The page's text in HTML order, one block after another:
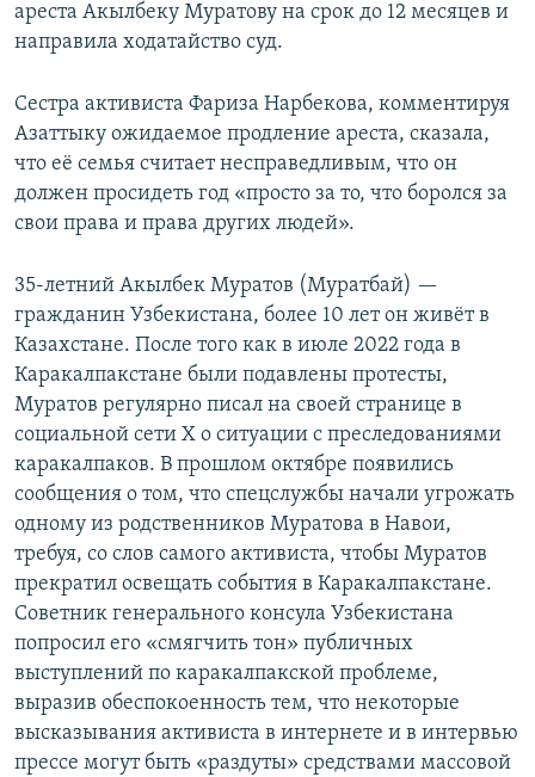
ареста Акылбеку Муратову на срок до 12 месяцев и
направила ходатайство суд.
Сестра активиста Фариза Нарбекова, комментируя
Азаттыку ожидаемое продление ареста, сказала,
что её семья считает несправедливым, что он
должен просидеть год «просто за то, что боролся за
свои права и права других людей».
35-летний Акылбек Муратов (Муратбай) —
гражданин Узбекистана, более 10 лет он живёт в
Казахстане. После того как в июле 2022 года в
Каракалпакстане были подавлены протесты,
Муратов регулярно писал на своей странице в
социальной сети X о ситуации с преследованиями
каракалпаков. В прошлом октябре появились
сообщения о том, что спецслужбы начали угрожать
одному из родственников Муратова в Навои,
требуя, со слов самого активиста, чтобы Муратов
прекратил освещать события в Каракалпакстане.
Советник генерального консула Узбекистана
попросил его «смягчить тон» публичных
выступлений по каракалпакской проблеме,
выразив обеспокоенность тем, что некоторые
высказывания активиста в интернете и в интервью
прессе могут быть «раздуты» средствами массовой